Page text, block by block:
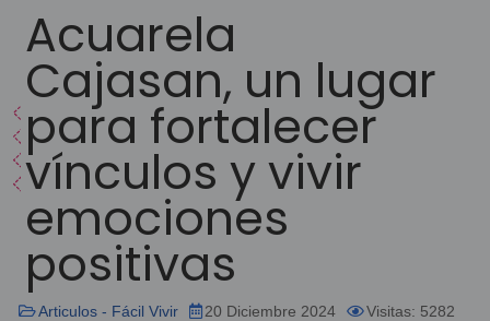
Acuarela
Cajasan, un lugar
para fortalecer
vínculos y vivir
emociones
positivas
Articulos - Fácil Vivir 20 Diciembre 2024 Visitas: 5282